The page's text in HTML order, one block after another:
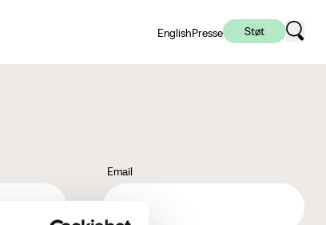
EnglishPresse Støt
Email